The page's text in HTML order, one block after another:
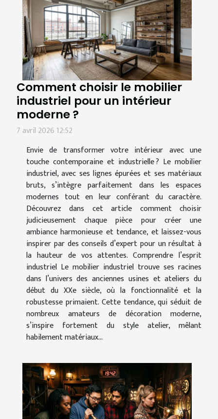
Comment choisir le mobilier
industriel pour un intérieur
moderne ?
7 avril 2026 12:52
Envie de transformer votre intérieur avec une
touche contemporaine et industrielle ? Le mobilier
industriel, avec ses lignes épurées et ses matériaux
bruts, s’intègre parfaitement dans les espaces
modernes tout en leur conférant du caractère.
Découvrez dans cet article comment choisir
judicieusement chaque pièce pour créer une
ambiance harmonieuse et tendance, et laissez-vous
inspirer par des conseils d’expert pour un résultat à
la hauteur de vos attentes. Comprendre l’esprit
industriel Le mobilier industriel trouve ses racines
dans l’univers des anciennes usines et ateliers du
début du XXe siècle, où la fonctionnalité et la
robustesse primaient. Cette tendance, qui séduit de
nombreux amateurs de décoration moderne,
s’inspire fortement du style atelier, mêlant
habilement matériaux...